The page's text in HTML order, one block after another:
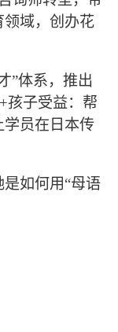
域，创办花
”体系，推出
孩子受益：帮
员在日本传
如何用“母语